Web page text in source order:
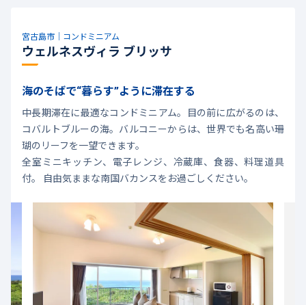
宮古島市｜コンドミニアム
ウェルネスヴィラ ブリッサ
海のそばで“暮らす”ように滞在する
中長期滞在に最適なコンドミニアム。目の前に広がるのは、
コバルトブルーの海。バルコニーからは、世界でも名高い珊
瑚のリーフを一望できます。
全室ミニキッチン、電子レンジ、冷蔵庫、食器、料理道具
付。 自由気ままな南国バカンスをお過ごしください。